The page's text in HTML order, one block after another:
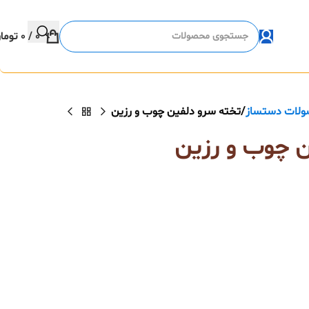
0
/
0
دستساز تخته سرو دلفین چوب و رزین
چوب و رزین